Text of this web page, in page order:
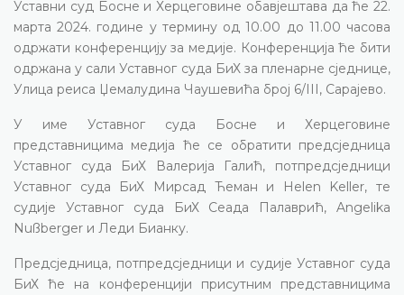
Уставни суд Босне и Херцеговине обавјештава да ће 22.
марта 2024. године у термину од 10.00 до 11.00 часова
одржати конференцију за медије. Конференција ће бити
одржана у сали Уставног суда БиХ за пленарне сједнице,
Улица реиса Џемалудина Чаушевића број 6/III, Сарајево.
У име Уставног суда Босне и Херцеговине
представницима медија ће се обратити предсједница
Уставног суда БиХ Валерија Галић, потпредсједници
Уставног суда БиХ Мирсад Ћеман и Helen Keller, те
судије Уставног суда БиХ Сеада Палаврић, Angelika
Nußberger и Леди Бианку.
Предсједница, потпредсједници и судије Уставног суда
БиХ ће на конференцији присутним представницима